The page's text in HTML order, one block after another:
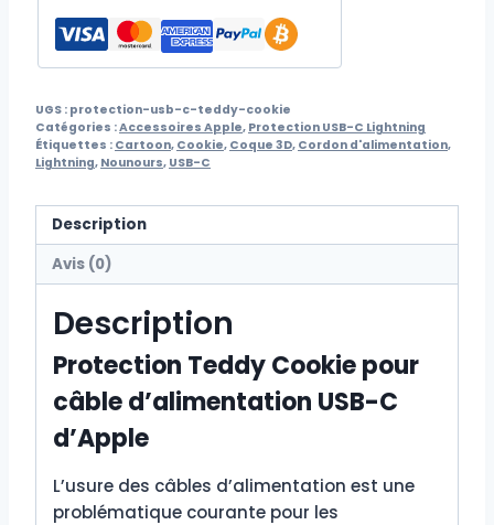
UGS : protection-usb-c-teddy-cookie
Catégories :Accessoires Apple, Protection USB-C Lightning
Étiquettes : Cartoon, Cookie, Coque 3D, Cordon d'alimentation,
Lightning, Nounours, USB-C
Description
Avis (0)
Description
Protection Teddy Cookie pour
câble d’alimentation USB-C
d’Apple
L’usure des câbles d’alimentation est une
problématique courante pour les